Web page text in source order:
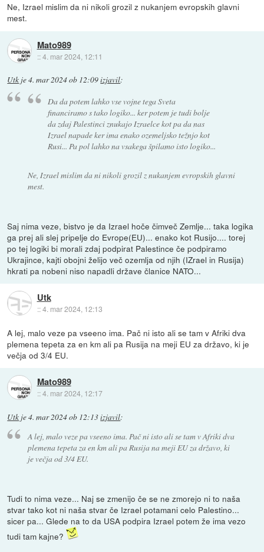
Ne, Izrael mislim da ni nikoli grozil z nukanjem evropskih glavni
mest.
Mato989
::4. mar 2024, 12:11
Utk je4. mar 2024 ob 12:09izjavil:
Da da potem lahko vse vojne tega Sveta
financiramo s tako logiko... ker potem je tudi bolje
da zdaj Palestinci znukajo Izraelce kot pa da nas
Izrael napade ker ima enako ozemeljsko težnjo kot
Rusi... Pa pol lahko na vsakega špilamo isto logiko...
Ne, Izrael mislim da ni nikoli grozil z nukanjem evropskih glavni
mest.
Saj nima veze, bistvo je da Izrael hoče čimveč Zemlje... taka logika
ga prej ali slej pripelje do Evrope(EU)... enako kot Rusijo.... torej
po tej logiki bi morali zdaj podpirat Palestince če podpiramo
Ukrajince, kajti obojni želijo več ozemlja od njih (IZrael in Rusija)
hkrati pa nobeni niso napadli države članice NATO...
Utk
::4. mar 2024, 12:13
A lej, malo veze pa vseeno ima. Pač ni isto ali se tam v Afriki dva
plemena tepeta za en km ali pa Rusija na meji EU za državo, ki je
večja od 3/4 EU.
Mato989
::4. mar 2024, 12:17
Utk je4. mar 2024 ob 12:13izjavil:
A lej, malo veze pa vseeno ima. Pač ni isto ali se tam v Afriki dva
plemena tepeta za en km ali pa Rusija na meji EU za državo, ki
je večja od 3/4 EU.
Tudi to nima veze... Naj se zmenijo če se ne zmorejo ni to naša
stvar tako kot ni naša stvar če Izrael potamani celo Palestino...
sicer pa... Glede na to da USA podpira Izrael potem že ima vezo
tudi tam kajne?